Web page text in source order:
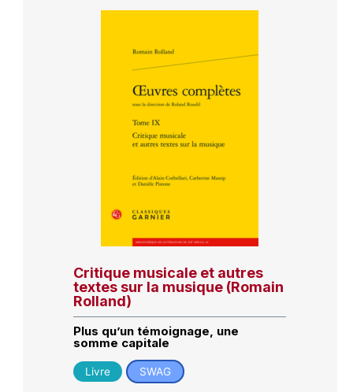
Critique musicale et autres
textes sur la musique (Romain
Rolland)
Plus qu’un témoignage, une
somme capitale
Livre SWAG